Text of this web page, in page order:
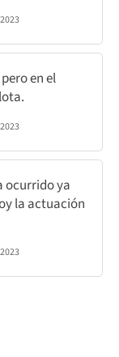
en el
ocurrido ya
la actuación